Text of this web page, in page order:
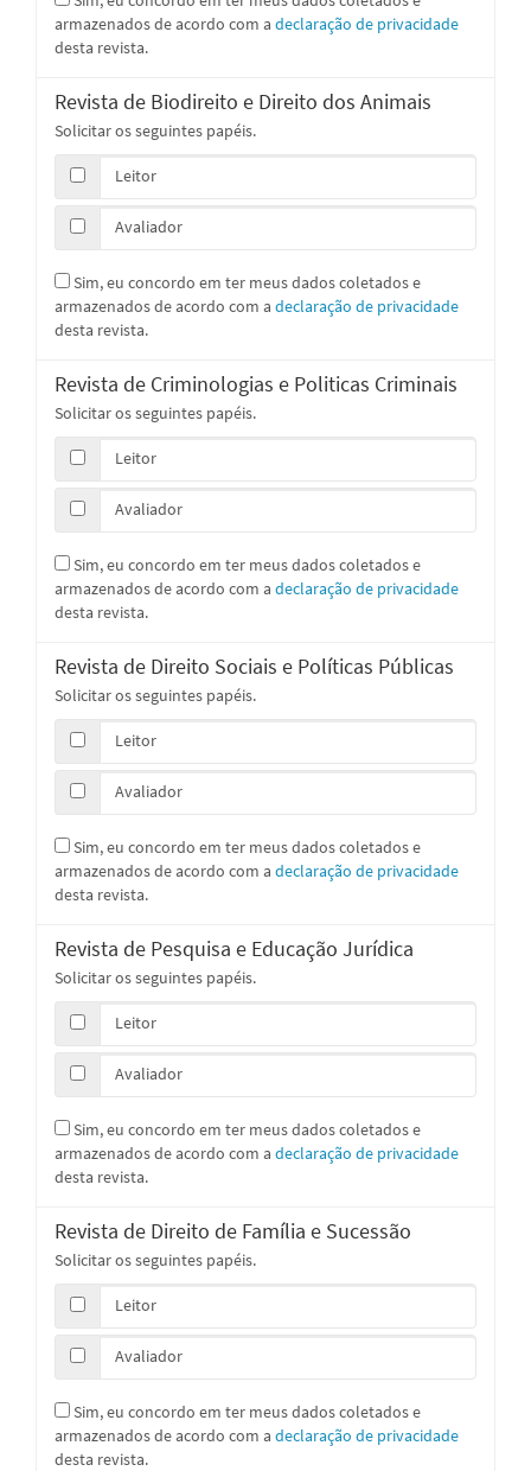
armazenados de acordo com a declaração de privacidade
desta revista.
Revista de Biodireito e Direito dos Animais
Solicitar os seguintes papéis.
Leitor
Avaliador
armazenados de acordo com a declaração de privacidade
desta revista.
Revista de Criminologias e Politicas Criminais
Solicitar os seguintes papéis.
Leitor
Avaliador
armazenados de acordo com a declaração de privacidade
desta revista.
Revista de Direito Sociais e Políticas Públicas
Solicitar os seguintes papéis.
Leitor
Avaliador
armazenados de acordo com a declaração de privacidade
desta revista.
Revista de Pesquisa e Educação Jurídica
Solicitar os seguintes papéis.
Leitor
Avaliador
armazenados de acordo com a declaração de privacidade
desta revista.
Revista de Direito de Família e Sucessão
Solicitar os seguintes papéis.
Leitor
Avaliador
armazenados de acordo com a declaração de privacidade
desta revista.